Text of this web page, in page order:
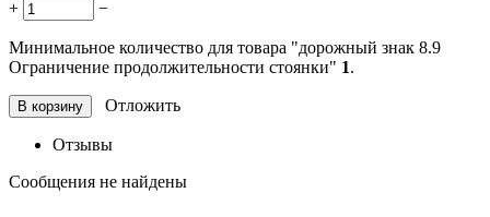
+
−
Минимальное количество для товара "дорожный знак 8.9
Ограничение продолжительности стоянки" 1.
В корзину Отложить
Отзывы
Сообщения не найдены